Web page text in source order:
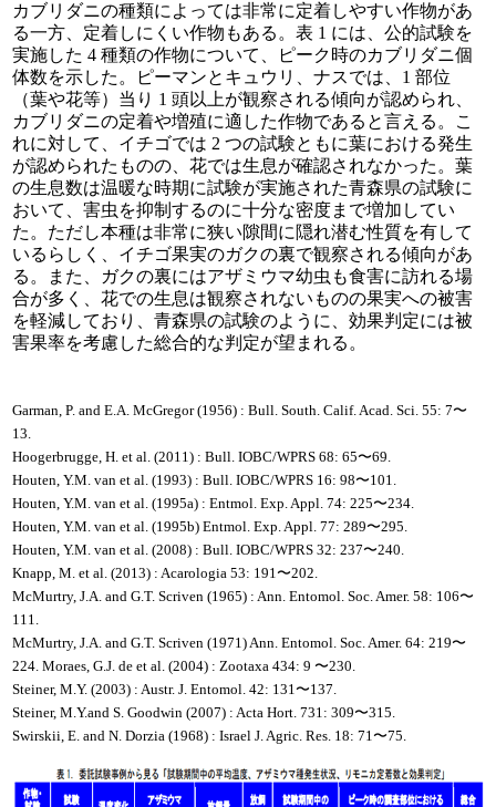
カブリダニの種類によっては非常に定着しやすい作物があ
る一方、定着しにくい作物もある。表 1 には、公的試験を
実施した 4 種類の作物について、ピーク時のカブリダニ個
体数を示した。ピーマンとキュウリ、ナスでは、1 部位
（葉や花等）当り 1 頭以上が観察される傾向が認められ、
カブリダニの定着や増殖に適した作物であると言える。こ
れに対して、イチゴでは 2 つの試験ともに葉における発生
が認められたものの、花では生息が確認されなかった。葉
の生息数は温暖な時期に試験が実施された青森県の試験に
おいて、害虫を抑制するのに十分な密度まで増加してい
た。ただし本種は非常に狭い隙間に隠れ潜む性質を有して
いるらしく、イチゴ果実のガクの裏で観察される傾向があ
る。また、ガクの裏にはアザミウマ幼虫も食害に訪れる場
合が多く、花での生息は観察されないものの果実への被害
を軽減しており、青森県の試験のように、効果判定には被
害果率を考慮した総合的な判定が望まれる。
Garman, P. and E.A. McGregor (1956) : Bull. South. Calif. Acad. Sci. 55: 7〜
13.
Hoogerbrugge, H. et al. (2011) : Bull. IOBC/WPRS 68: 65〜69.
Houten, Y.M. van et al. (1993) : Bull. IOBC/WPRS 16: 98〜101.
Houten, Y.M. van et al. (1995a) : Entmol. Exp. Appl. 74: 225〜234.
Houten, Y.M. van et al. (1995b) Entmol. Exp. Appl. 77: 289〜295.
Houten, Y.M. van et al. (2008) : Bull. IOBC/WPRS 32: 237〜240.
Knapp, M. et al. (2013) : Acarologia 53: 191〜202.
McMurtry, J.A. and G.T. Scriven (1965) : Ann. Entomol. Soc. Amer. 58: 106〜
111.
McMurtry, J.A. and G.T. Scriven (1971) Ann. Entomol. Soc. Amer. 64: 219〜
224. Moraes, G.J. de et al. (2004) : Zootaxa 434: 9 〜230.
Steiner, M.Y. (2003) : Austr. J. Entomol. 42: 131〜137.
Steiner, M.Y.and S. Goodwin (2007) : Acta Hort. 731: 309〜315.
Swirskii, E. and N. Dorzia (1968) : Israel J. Agric. Res. 18: 71〜75.